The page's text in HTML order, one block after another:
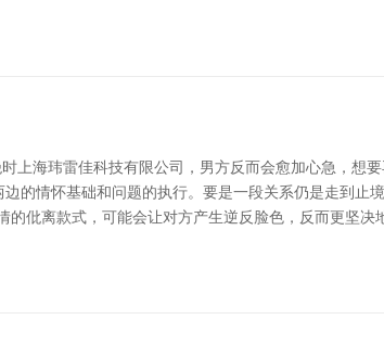
上海玮雷佳科技有限公司，男方反而会愈加心急，想
的情怀基础和问题的执行。要是一段关系仍是走到止
仳离款式，可能会让对方产生逆反脸色，反而更坚决